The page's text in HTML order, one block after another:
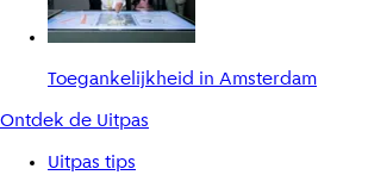
Toegankelijkheid in Amsterdam
Ontdek de Uitpas
Uitpas tips